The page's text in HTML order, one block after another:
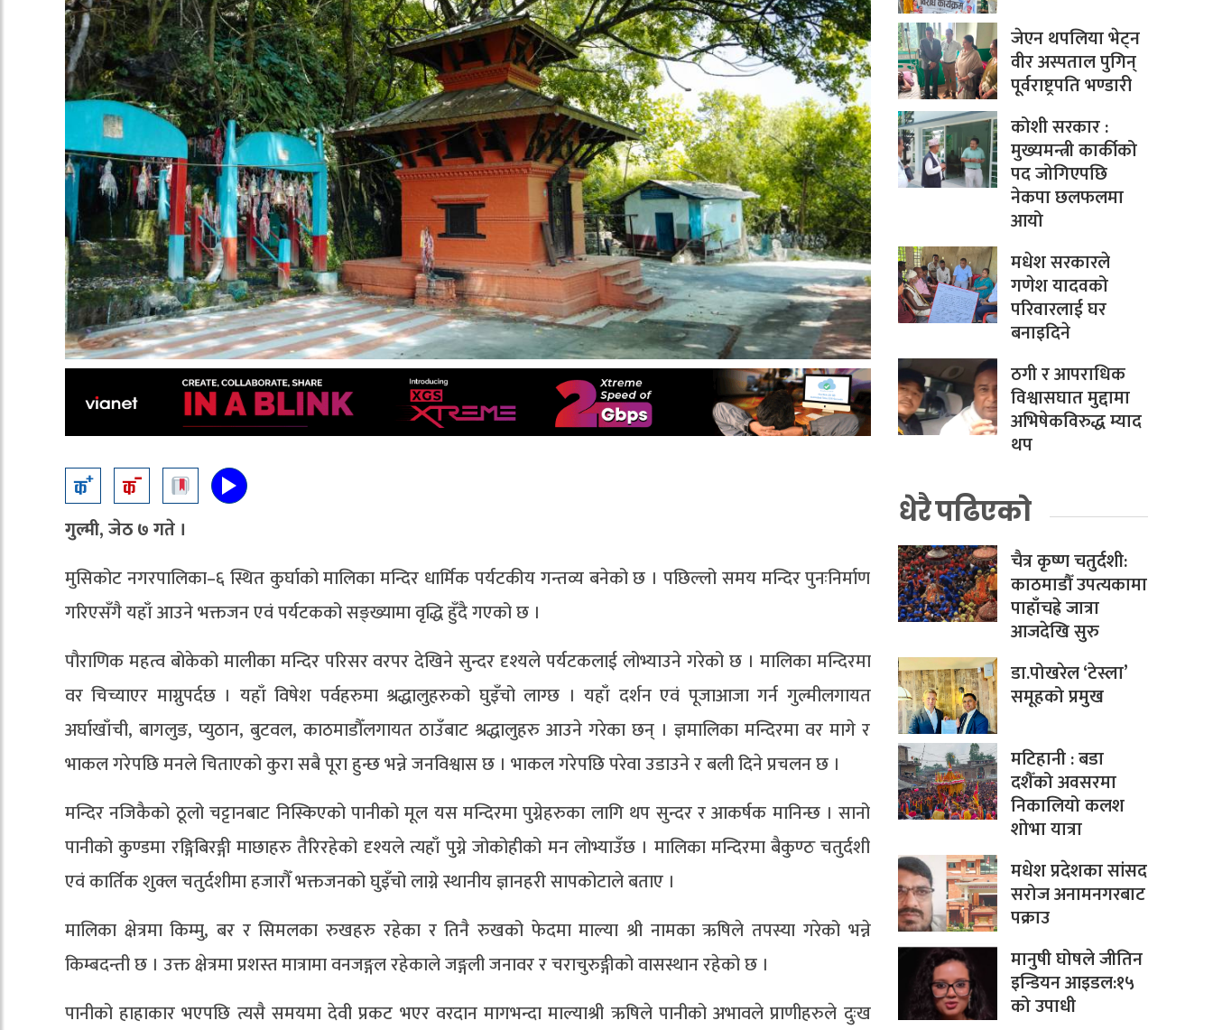
गुल्मी, जेठ ७ गते ।
मुसिकोट नगरपालिका–६ स्थित कुर्घाको मालिका मन्दिर धार्मिक पर्यटकीय गन्तव्य बनेको छ । पछिल्लो समय मन्दिर पुनःनिर्माण
गरिएसँगै यहाँ आउने भक्तजन एवं पर्यटकको सङ्ख्यामा वृद्धि हुँदै गएको छ ।
पौराणिक महत्व बोकेको मालीका मन्दिर परिसर वरपर देखिने सुन्दर दृश्यले पर्यटकलाई लोभ्याउने गरेको छ । मालिका मन्दिरमा
वर चिच्याएर माग्नुपर्दछ । यहाँ विषेश पर्वहरुमा श्रद्धालुहरुको घुइँचो लाग्छ । यहाँ दर्शन एवं पूजाआजा गर्न गुल्मीलगायत
अर्घाखाँची, बागलुङ, प्युठान, बुटवल, काठमाडौँलगायत ठाउँबाट श्रद्धालुहरु आउने गरेका छन् । ज्ञमालिका मन्दिरमा वर मागे र
भाकल गरेपछि मनले चिताएको कुरा सबै पूरा हुन्छ भन्ने जनविश्वास छ । भाकल गरेपछि परेवा उडाउने र बली दिने प्रचलन छ ।
मन्दिर नजिकैको ठूलो चट्टानबाट निस्किएको पानीको मूल यस मन्दिरमा पुग्नेहरुका लागि थप सुन्दर र आकर्षक मानिन्छ । सानो
पानीको कुण्डमा रङ्गिबिरङ्गी माछाहरु तैरिरहेको दृश्यले त्यहाँ पुग्ने जोकोहीको मन लोभ्याउँछ । मालिका मन्दिरमा बैकुण्ठ चतुर्दशी
एवं कार्तिक शुक्ल चतुर्दशीमा हजारौँ भक्तजनको घुइँचो लाग्ने स्थानीय ज्ञानहरी सापकोटाले बताए ।
मालिका क्षेत्रमा किम्मु, बर र सिमलका रुखहरु रहेका र तिनै रुखको फेदमा माल्या श्री नामका ऋषिले तपस्या गरेको भन्ने
किम्बदन्ती छ । उक्त क्षेत्रमा प्रशस्त मात्रामा वनजङ्गल रहेकाले जङ्गली जनावर र चराचुरुङ्गीको वासस्थान रहेको छ ।
पानीको हाहाकार भएपछि त्यसै समयमा देवी प्रकट भएर वरदान मागभन्दा माल्याश्री ऋषिले पानीको अभावले प्राणीहरुले दुःख
जेएन थपलिया भेट्न
वीर अस्पताल पुगिन्
पूर्वराष्ट्रपति भण्डारी
कोशी सरकार :
मुख्यमन्त्री कार्कीको
पद जोगिएपछि
नेकपा छलफलमा
आयो
मधेश सरकारले
गणेश यादवको
परिवारलाई घर
बनाइदिने
ठगी र आपराधिक
विश्वासघात मुद्दामा
अभिषेकविरुद्ध म्याद
थप
धेरै पढिएको
चैत्र कृष्ण चतुर्दशी:
काठमाडौँ उपत्यकामा
पाहाँचह्रे जात्रा
आजदेखि सुरु
डा.पोखरेल ‘टेस्ला’
समूहको प्रमुख
मटिहानी : बडा
दशैँको अवसरमा
निकालियो कलश
शोभा यात्रा
मधेश प्रदेशका सांसद
सरोज अनामनगरबाट
पक्राउ
मानुषी घोषले जीतिन
इन्डियन आइडल:१५
को उपाधी